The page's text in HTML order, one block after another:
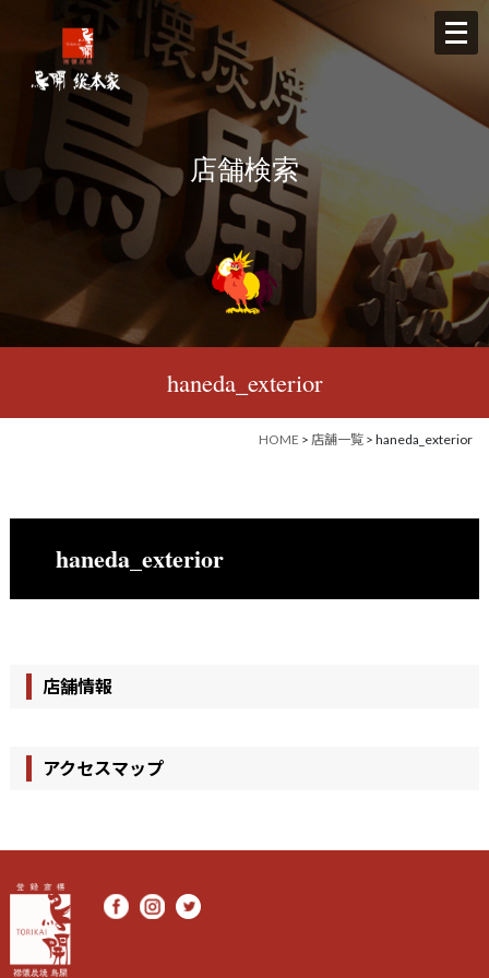
メ
ニ
ュ
く
店舗検索
haneda_exterior
HOME > 店舗一覧 > haneda_exterior
haneda_exterior
店舗情報
アクセスマップ